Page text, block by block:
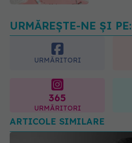
URMĂREȘTE-NE ȘI PE:
URMĂRITORI
365
URMĂRITORI
ARTICOLE SIMILARE